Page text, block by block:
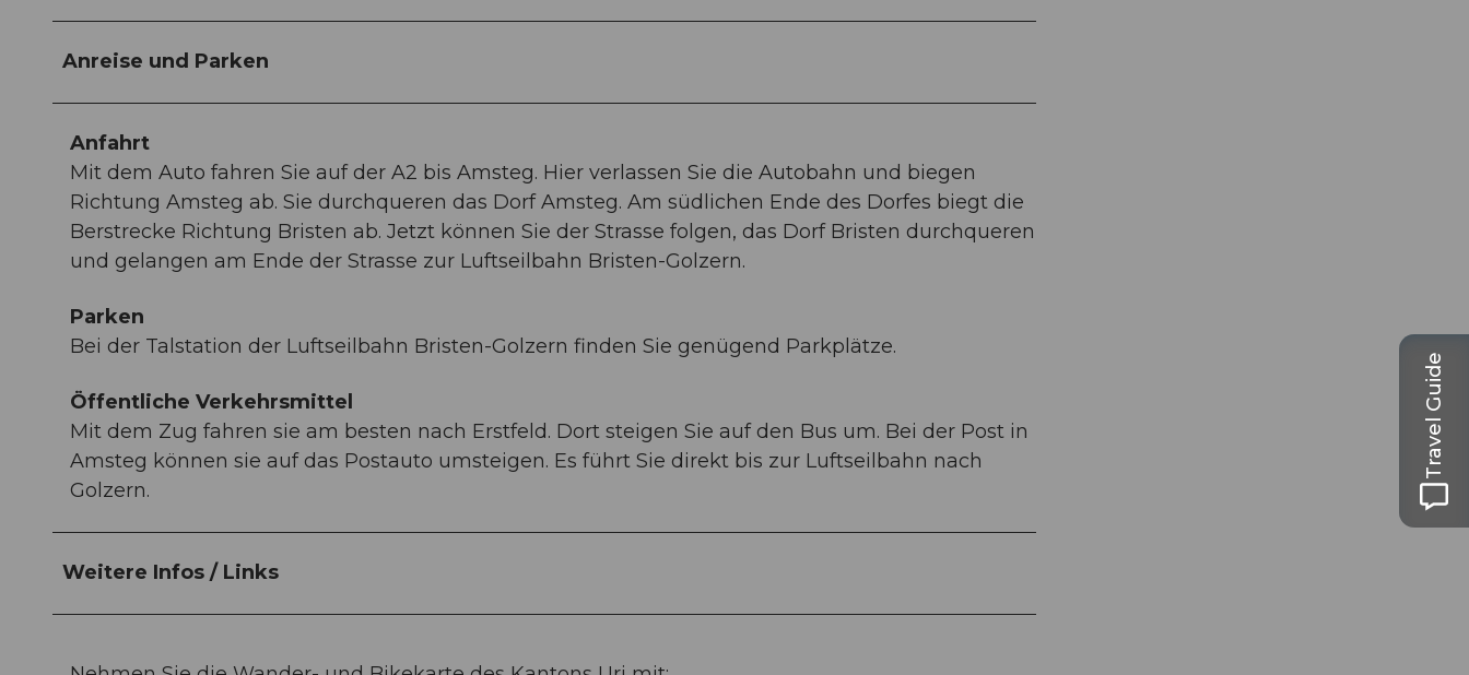
Anreise und Parken
Anfahrt
Mit dem Auto fahren Sie auf der A2 bis Amsteg. Hier verlassen Sie die Autobahn und biegen
Richtung Amsteg ab. Sie durchqueren das Dorf Amsteg. Am südlichen Ende des Dorfes biegt die
Berstrecke Richtung Bristen ab. Jetzt können Sie der Strasse folgen, das Dorf Bristen durchqueren
und gelangen am Ende der Strasse zur Luftseilbahn Bristen-Golzern.
Parken
Bei der Talstation der Luftseilbahn Bristen-Golzern finden Sie genügend Parkplätze.
Öffentliche Verkehrsmittel
Mit dem Zug fahren sie am besten nach Erstfeld. Dort steigen Sie auf den Bus um. Bei der Post in
Amsteg können sie auf das Postauto umsteigen. Es führt Sie direkt bis zur Luftseilbahn nach
Golzern.
Weitere Infos / Links
Travel Guide